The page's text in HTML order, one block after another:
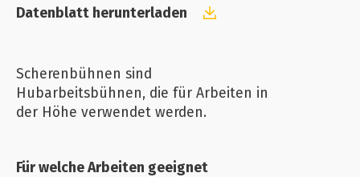
Datenblatt herunterladen
Scherenbühnen sind
Hubarbeitsbühnen, die für Arbeiten in
der Höhe verwendet werden.
Für welche Arbeiten geeignet